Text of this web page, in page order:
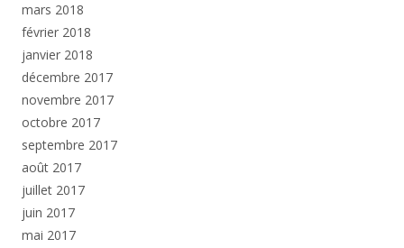
mars 2018
février 2018
janvier 2018
décembre 2017
novembre 2017
octobre 2017
septembre 2017
août 2017
juillet 2017
juin 2017
mai 2017